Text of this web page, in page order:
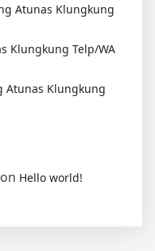
Atunas Klungkung
Klungkung Telp/WA
Atunas Klungkung
on Hello world!